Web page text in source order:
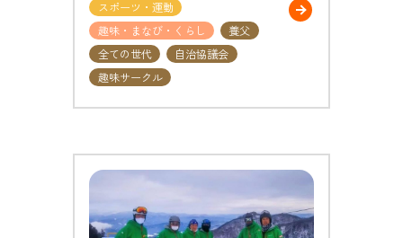
スポーツ・運動
趣味・まなび・くらし
養父
全ての世代
自治協議会
趣味サークル